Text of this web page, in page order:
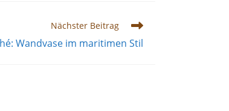
Nächster Beitrag
Wandvase im maritimen Stil